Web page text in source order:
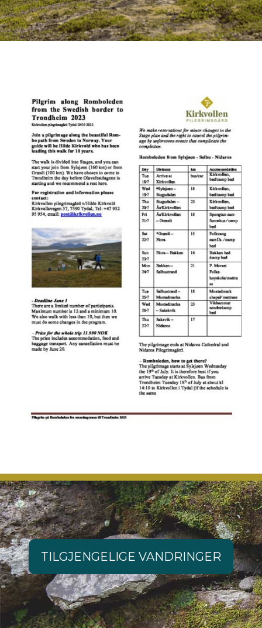
TILGJENGELIGE VANDRINGER